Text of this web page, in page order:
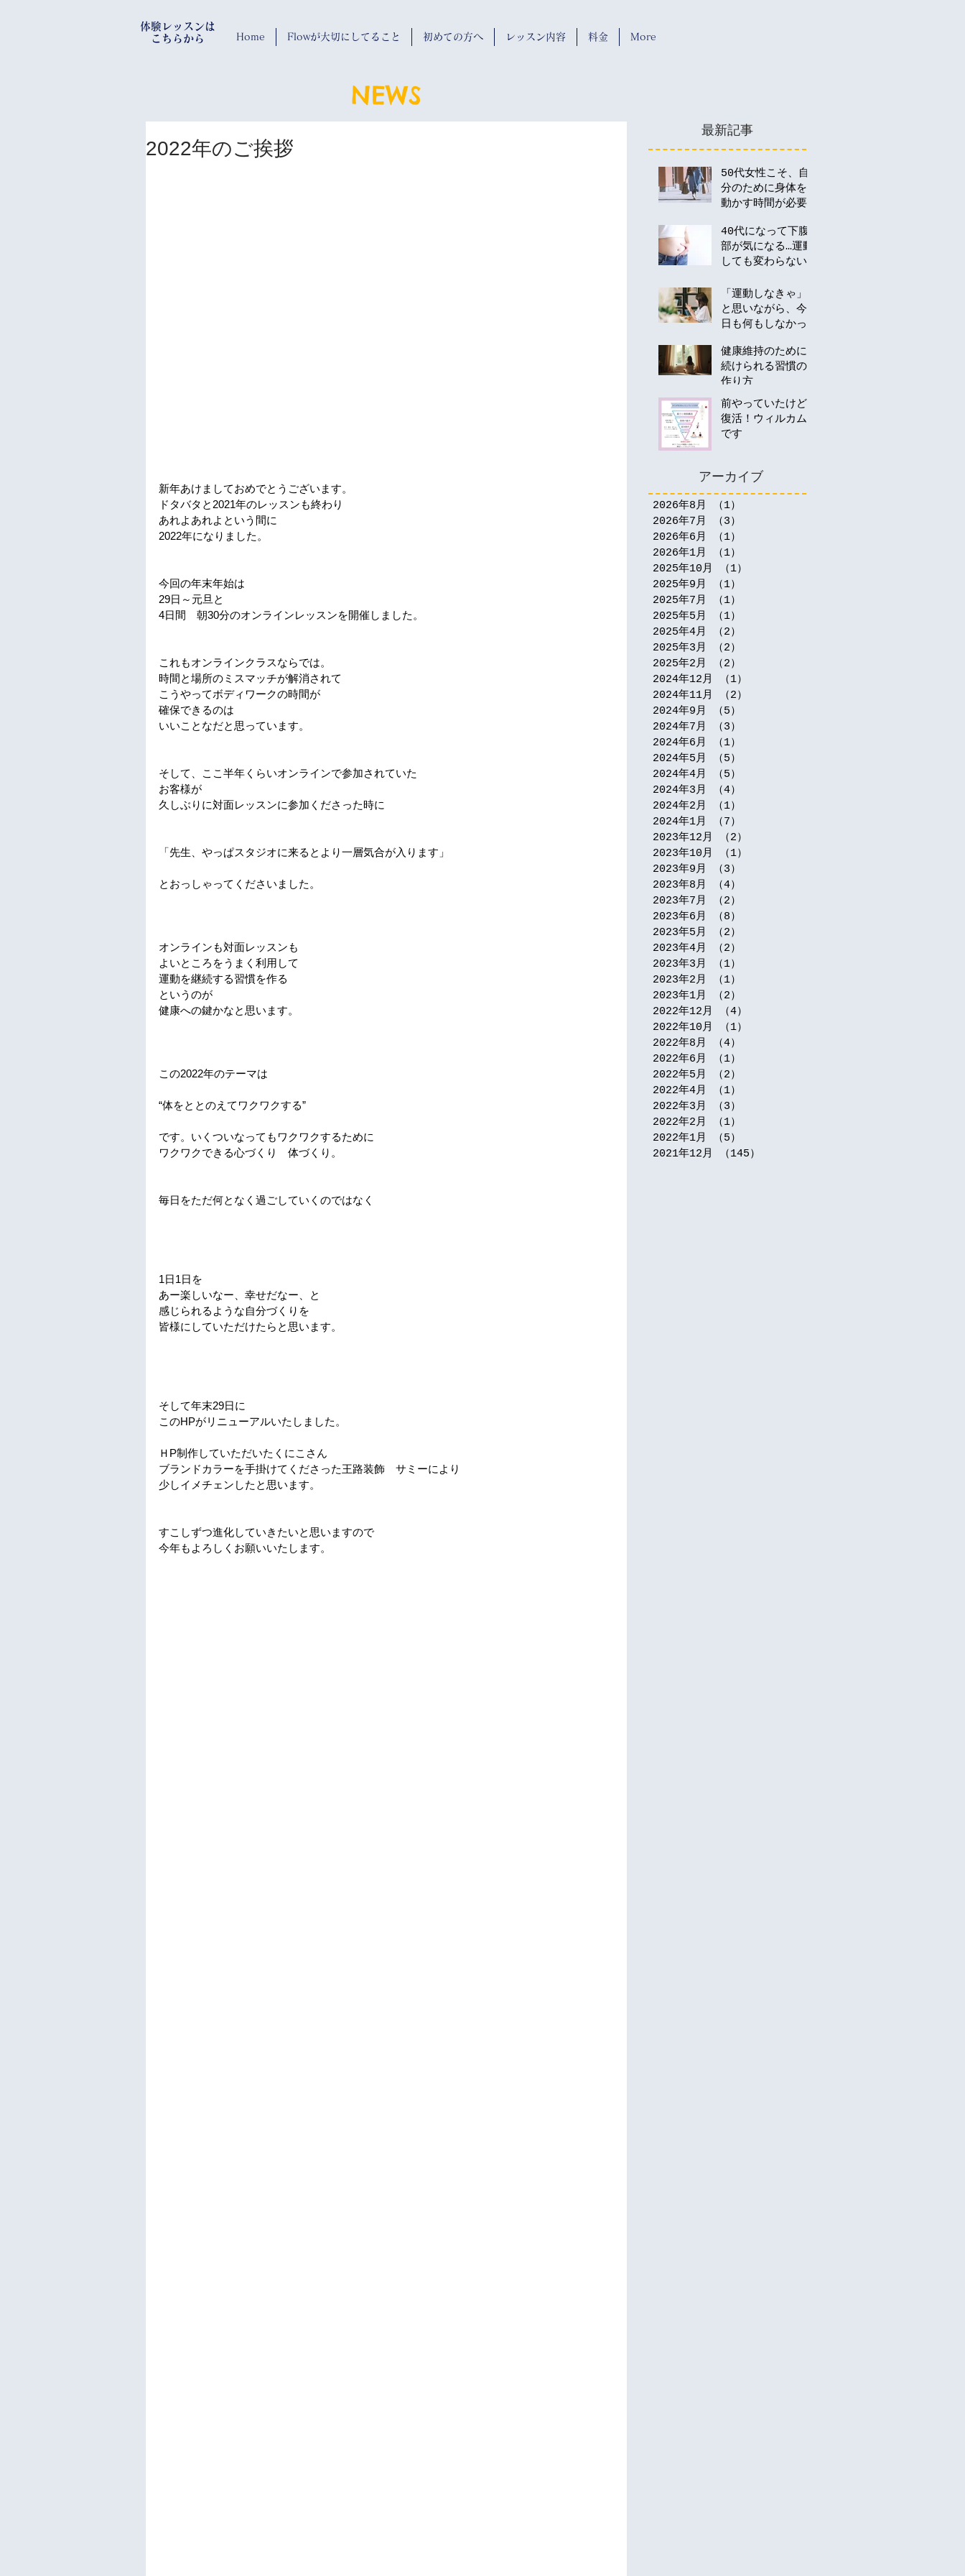
Home Flowが大切にしてること 初めての方へ レッスン内容 料金 More
​体験レッスンは
​ こちらから
NEWS
2022年のご挨拶
新年あけましておめでとうございます。
ドタバタと2021年のレッスンも終わり
あれよあれよという間に
2022年になりました。
今回の年末年始は
29日～元旦と
4日間　朝30分のオンラインレッスンを開催しました。
これもオンラインクラスならでは。
時間と場所のミスマッチが解消されて
こうやってボディワークの時間が
確保できるのは
いいことなだと思っています。
そして、ここ半年くらいオンラインで参加されていた
お客様が
久しぶりに対面レッスンに参加くださった時に
「先生、やっぱスタジオに来るとより一層気合が入ります」
とおっしゃってくださいました。
オンラインも対面レッスンも
よいところをうまく利用して
運動を継続する習慣を作る
というのが
健康への鍵かなと思います。
この2022年のテーマは
“体をととのえてワクワクする”
です。いくついなってもワクワクするために
ワクワクできる心づくり　体づくり。
毎日をただ何となく過ごしていくのではなく
1日1日を
あー楽しいなー、幸せだなー、と
感じられるような自分づくりを
皆様にしていただけたらと思います。
そして年末29日に
このHPがリニューアルいたしました。
ＨP制作していただいたくにこさん
ブランドカラーを手掛けてくださった王路装飾　サミーにより
少しイメチェンしたと思います。
すこしずつ進化していきたいと思いますので
今年もよろしくお願いいたします。
最新記事
50代女性こそ、自
分のために身体を
動かす時間が必要
40代になって下腹
部が気になる…運動
しても変わらない
「運動しなきゃ」
と思いながら、今
日も何もしなかっ
代・50代の運動は
何から始める？
健康維持のために
続けられる習慣の
作り方
前やっていたけど
復活！ウィルカム
です
アーカイブ
2026年8月 （1）
2026年7月
（3）
2026年6月
（1）
2026年1月
（1）
2025年10月
（1）
2025年9月
（1）
2025年7月
（1）
2025年5月
（1）
2025年4月
（2）
2025年3月
（2）
2025年2月
（2）
2024年12月
（1）
2024年11月
（2）
2024年9月
（5）
2024年7月
（3）
2024年6月
（1）
2024年5月
（5）
2024年4月
（5）
2024年3月
（4）
2024年2月
（1）
2024年1月
（7）
2023年12月
（2）
2023年10月
（1）
2023年9月
（3）
2023年8月
（4）
2023年7月
（2）
2023年6月
（8）
2023年5月
（2）
2023年4月
（2）
2023年3月
（1）
2023年2月
（1）
2023年1月
（2）
2022年12月
（4）
2022年10月
（1）
2022年8月
（4）
2022年6月
（1）
2022年5月
（2）
2022年4月
（1）
2022年3月
（3）
2022年2月
（1）
2022年1月
（5）
2021年12月
（145）